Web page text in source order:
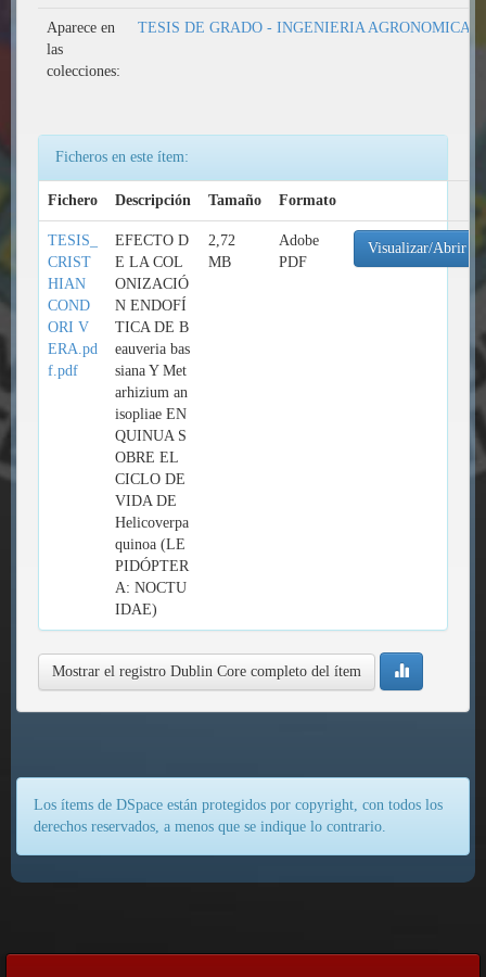
Aparece en
las
colecciones:
TESIS DE GRADO - INGENIERIA AGRONOMICA
Ficheros en este ítem:
Fichero Descripción Tamaño Formato
TESIS_
CRIST
HIAN
COND
ORI V
ERA.pd
f.pdf
EFECTO D
E LA COL
ONIZACIÓ
N ENDOFÍ
TICA DE B
eauveria bas
siana Y Met
arhizium an
isopliae EN
QUINUA S
OBRE EL
CICLO DE
VIDA DE
Helicoverpa
quinoa (LE
PIDÓPTER
A: NOCTU
IDAE)
2,72
MB
Adobe
PDF
Visualizar/Abrir
Mostrar el registro Dublin Core completo del ítem
Los ítems de DSpace están protegidos por copyright, con todos los
derechos reservados, a menos que se indique lo contrario.